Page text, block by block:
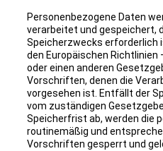
Personenbezogene Daten
verarbeitet und gespeichert,
Speicherzwecks erforderlich
den Europäischen Richtlinien
oder einen anderen
Vorschriften, denen die
vorgesehen ist. Entfällt der
vom zuständigen
Speicherfrist ab, werden die
routinemäßig und
Vorschriften gesperrt und